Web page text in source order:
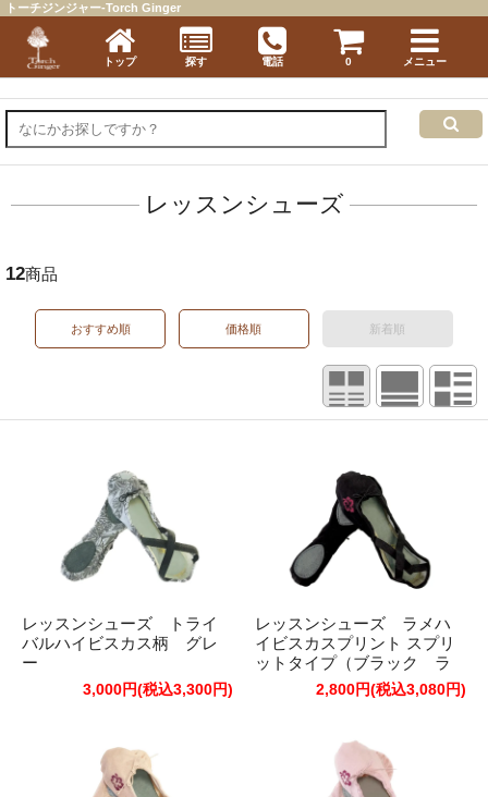
レッスンシューズ
12商品
おすすめ順 価格順 新着順
レッスンシューズ トライ
バルハイビスカス柄 グレ
ー
3,000円(税込3,300円)
レッスンシューズ ラメハ
イビスカスプリント スプリ
ットタイプ（ブラック ラ
メピンク）2,800円(税込3,080円)
トーチジンジャー-Torch Ginger
トップ 探す 電話 0 メニュー